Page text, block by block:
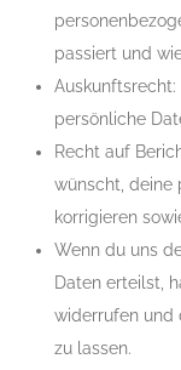
passiert und
persönliche
Recht auf
wünscht, deine
korrigieren
Wenn du uns
Daten erteilst,
widerrufen und
zu lassen.